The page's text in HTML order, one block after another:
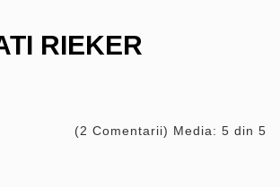
RIEKER
(2 Comentarii) Media: 5 din 5